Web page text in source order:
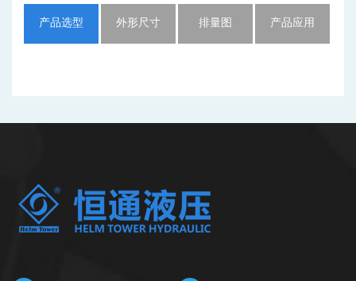
产品选型 外形尺寸 排量图 产品应用